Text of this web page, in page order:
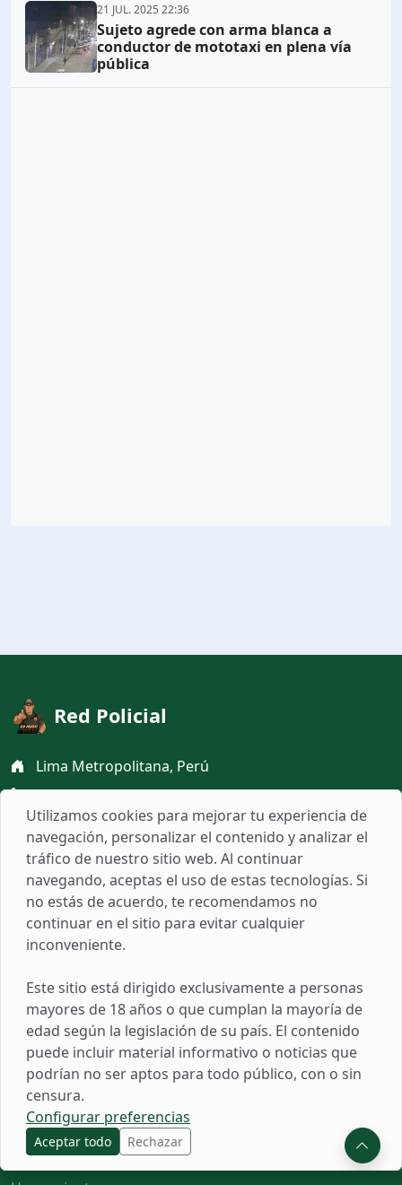
21 JUL. 2025 22:36
Sujeto agrede con arma blanca a
conductor de mototaxi en plena vía
pública
Red Policial
Lima Metropolitana, Perú
946764412
hola@redpolicial.com
Populares
Ascenso PNP
Cronograma de pagos PNP
Escuela de Policía
Todo
Links
Sobre Nosotros
Populares
Utilizamos cookies para mejorar tu experiencia de
navegación, personalizar el contenido y analizar el
tráfico de nuestro sitio web. Al continuar
navegando, aceptas el uso de estas tecnologías. Si
no estás de acuerdo, te recomendamos no
continuar en el sitio para evitar cualquier
inconveniente.
Este sitio está dirigido exclusivamente a personas
mayores de 18 años o que cumplan la mayoría de
edad según la legislación de su país. El contenido
puede incluir material informativo o noticias que
podrían no ser aptos para todo público, con o sin
censura.
Configurar preferencias
Aceptar todo Rechazar